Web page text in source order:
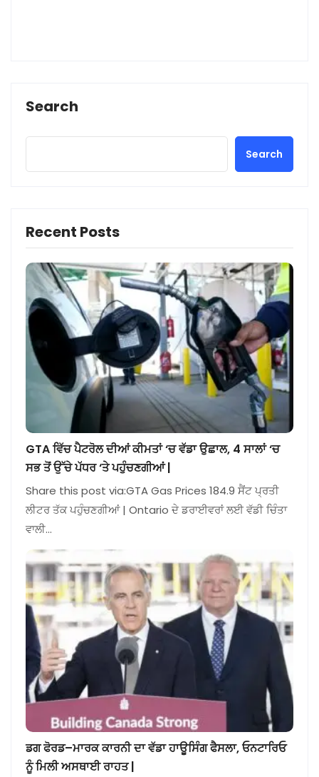
Search
Search
Recent Posts
GTA ਵਿੱਚ ਪੈਟਰੋਲ ਦੀਆਂ ਕੀਮਤਾਂ ‘ਚ ਵੱਡਾ ਉਛਾਲ, 4 ਸਾਲਾਂ ‘ਚ
ਸਭ ਤੋਂ ਉੱਚੇ ਪੱਧਰ ‘ਤੇ ਪਹੁੰਚਣਗੀਆਂ |
Share this post via:GTA Gas Prices 184.9 ਸੈਂਟ ਪ੍ਰਤੀ
ਲੀਟਰ ਤੱਕ ਪਹੁੰਚਣਗੀਆਂ | Ontario ਦੇ ਡਰਾਈਵਰਾਂ ਲਈ ਵੱਡੀ ਚਿੰਤਾ
ਵਾਲੀ…
ਡਗ ਫੋਰਡ–ਮਾਰਕ ਕਾਰਨੀ ਦਾ ਵੱਡਾ ਹਾਊਸਿੰਗ ਫੈਸਲਾ, ਓਨਟਾਰਿਓ
ਨੂੰ ਮਿਲੀ ਅਸਥਾਈ ਰਾਹਤ |